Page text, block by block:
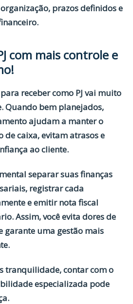
prazos definidos e
com mais controle e
receber como PJ vai muito
Quando bem planejados,
ajudam a manter o
de caixa, evitam atrasos e
ao cliente.
separar suas finanças
registrar cada
e emitir nota fiscal
Assim, você evita dores de
garante uma gestão mais
tranquilidade, contar com o
especializada pode